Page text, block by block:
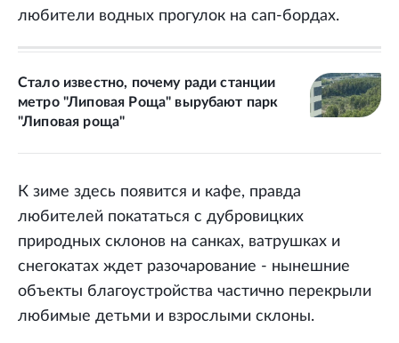
любители водных прогулок на сап-бордах.
Стало известно, почему ради станции
метро "Липовая Роща" вырубают парк
"Липовая роща"
К зиме здесь появится и кафе, правда
любителей покататься с дубровицких
природных склонов на санках, ватрушках и
снегокатах ждет разочарование - нынешние
объекты благоустройства частично перекрыли
любимые детьми и взрослыми склоны.